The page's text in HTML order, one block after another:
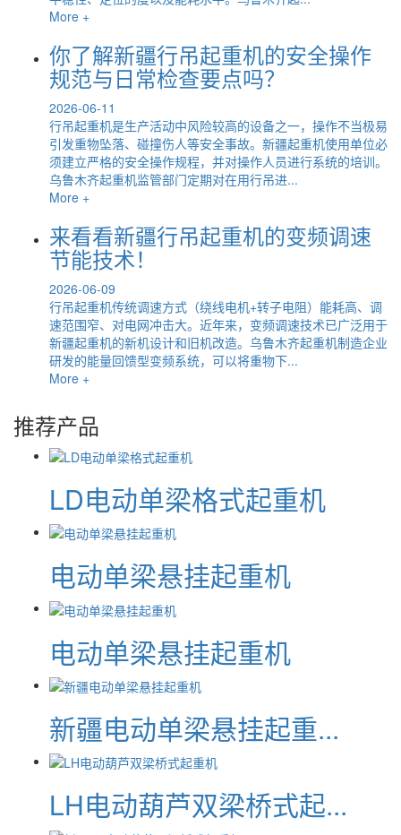
More +
你了解新疆行吊起重机的安全操作
规范与日常检查要点吗？
2026-06-11
行吊起重机是生产活动中风险较高的设备之一，操作不当极易
引发重物坠落、碰撞伤人等安全事故。新疆起重机使用单位必
须建立严格的安全操作规程，并对操作人员进行系统的培训。
乌鲁木齐起重机监管部门定期对在用行吊进...
More +
来看看新疆行吊起重机的变频调速
节能技术！
2026-06-09
行吊起重机传统调速方式（绕线电机+转子电阻）能耗高、调
速范围窄、对电网冲击大。近年来，变频调速技术已广泛用于
新疆起重机的新机设计和旧机改造。乌鲁木齐起重机制造企业
研发的能量回馈型变频系统，可以将重物下...
More +
推荐产品
LD电动单梁格式起重机
电动单梁悬挂起重机
电动单梁悬挂起重机
新疆电动单梁悬挂起重...
LH电动葫芦双梁桥式起...